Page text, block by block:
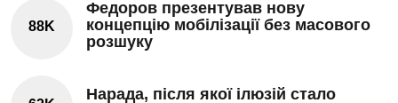
88K
Федоров презентував нову
концепцію мобілізації без масового
розшуку
Нарада, після якої ілюзій стало